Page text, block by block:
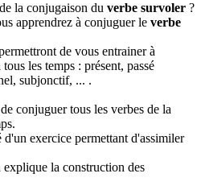
la conjugaison du verbe survoler ?
apprendrez à conjuguer le verbe
de vous entrainer à
tous les temps : présent, passé
subjonctif, ... .
conjuguer tous les verbes de la
d'un exercice permettant d'assimiler
la construction des